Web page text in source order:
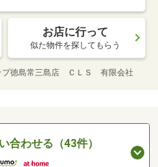
お店に行って
似た物件を探してもらう
プ徳島常三島店 ＣＬＳ 有限会社
合わせる（43件）